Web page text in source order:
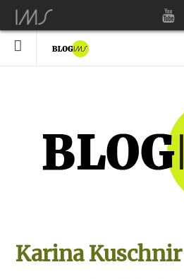
Karina Kuschnir